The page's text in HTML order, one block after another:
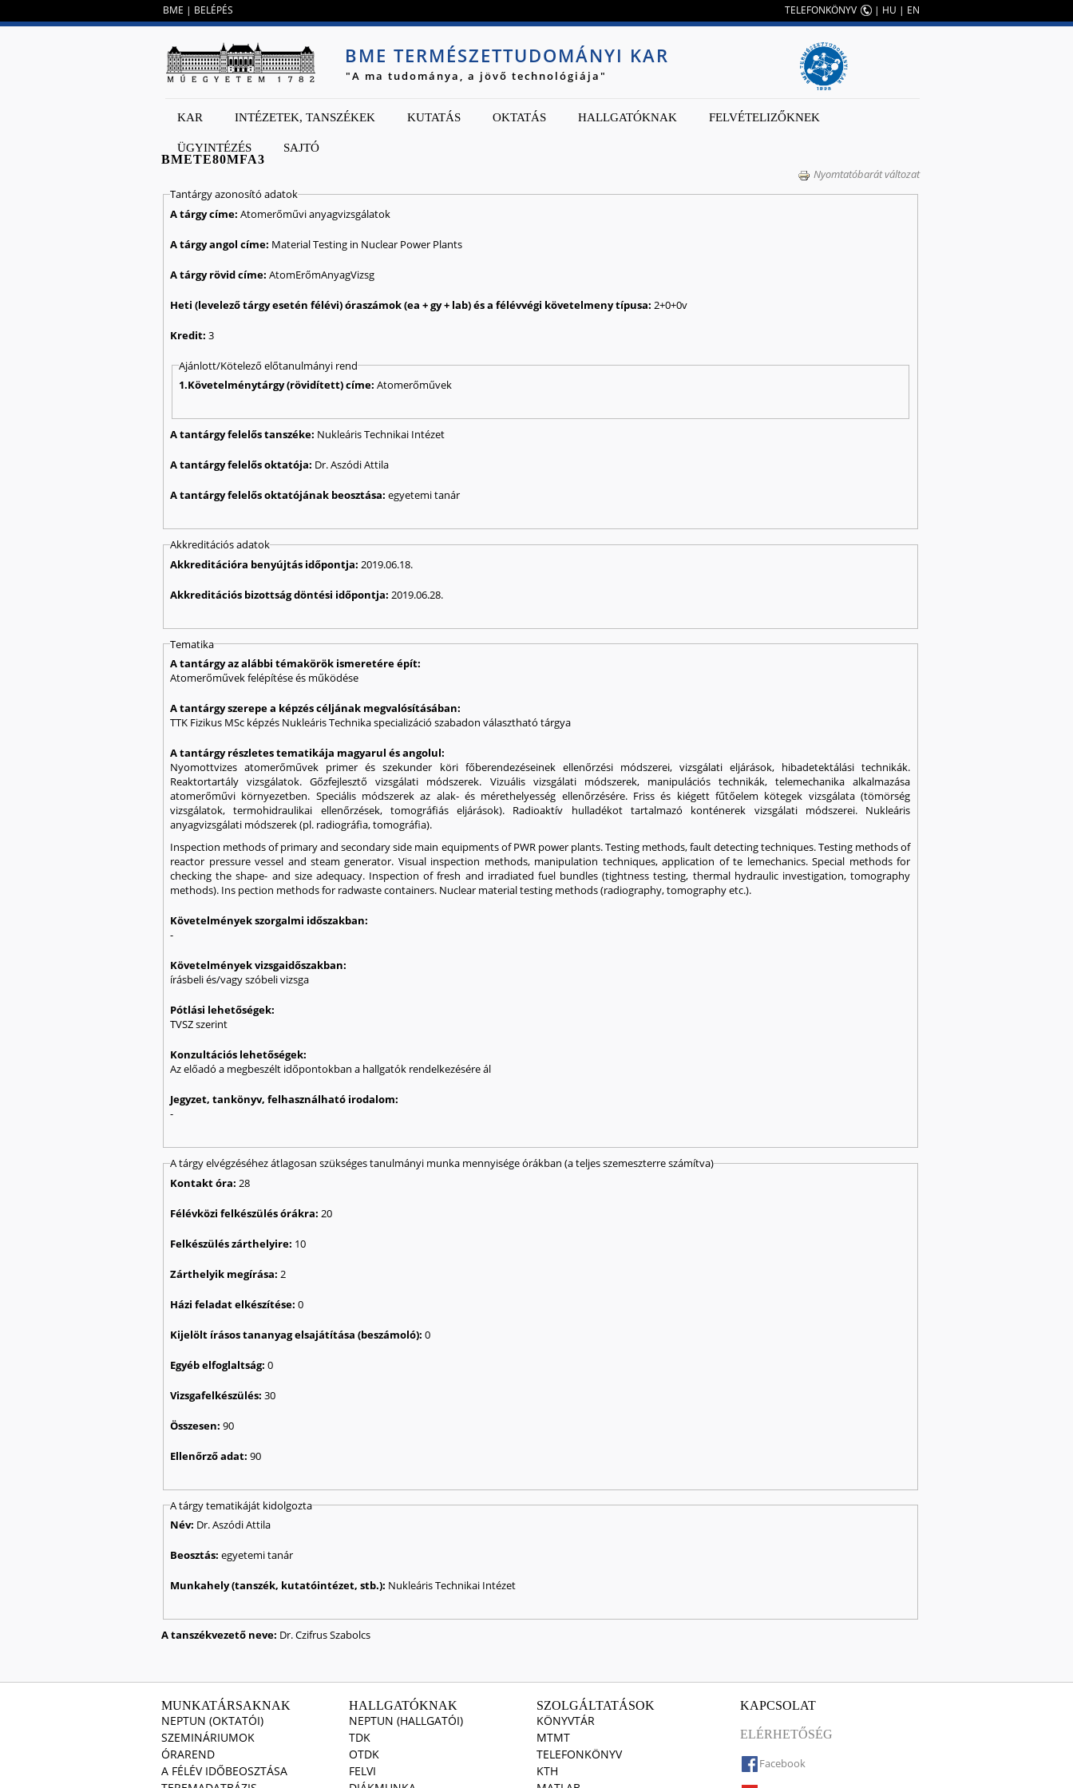
BME | BELÉPÉS TELEFONKÖNYV | HU | EN
BME TERMÉSZETTUDOMÁNYI KAR
"A ma tudománya, a jövő technológiája"
KAR INTÉZETEK, TANSZÉKEK KUTATÁS OKTATÁS HALLGATÓKNAK FELVÉTELIZŐKNEK
ÜGYINTÉZÉS SAJTÓ
BMETE80MFA3
Nyomtatóbarát változat
Tantárgy azonosító adatok
A tárgy címe:Atomerőművi anyagvizsgálatok
A tárgy angol címe: Material Testing in Nuclear Power Plants
A tárgy rövid címe:AtomErőmAnyagVizsg
2 0 0v
Kredit:3
Ajánlott/Kötelező előtanulmányi rend
1.Követelménytárgy (rövidített) címe:Atomerőművek
A tantárgy felelős tanszéke: Nukleáris Technikai Intézet
A tantárgy felelős oktatója: Dr. Aszódi Attila
A tantárgy felelős oktatójának beosztása:egyetemi tanár
Akkreditációs adatok
Akkreditációra benyújtás időpontja: 2019.06.18.
Akkreditációs bizottság döntési időpontja: 2019.06.28.
Tematika
A tantárgy az alábbi témakörök ismeretére épít:
Atomerőművek felépítése és működése
A tantárgy szerepe a képzés céljának megvalósításában:
TTK Fizikus MSc képzés Nukleáris Technika specializáció szabadon választható tárgya
A tantárgy részletes tematikája magyarul és angolul:
Nyomottvizes atomerőművek primer és szekunder köri főberendezéseinek ellenőrzési módszerei, vizsgálati eljárások, hibadetektálási technikák.
Reaktortartály vizsgálatok. Gőzfejlesztő vizsgálati módszerek. Vizuális vizsgálati módszerek, manipulációs technikák, telemechanika alkalmazása
atomerőművi környezetben. Speciális módszerek az alak- és mérethelyesség ellenőrzésére. Friss és kiégett fűtőelem kötegek vizsgálata (tömörség
vizsgálatok, termohidraulikai ellenőrzések, tomográfiás eljárások). Radioaktív hulladékot tartalmazó konténerek vizsgálati módszerei. Nukleáris
anyagvizsgálati módszerek (pl. radiográfia, tomográfia).
Inspection methods of primary and secondary side main equipments of PWR power plants. Testing methods, fault detecting techniques. Testing methods of
reactor pressure vessel and steam generator. Visual inspection methods, manipulation techniques, application of te lemechanics. Special methods for
checking the shape- and size adequacy. Inspection of fresh and irradiated fuel bundles (tightness testing, thermal hydraulic investigation, tomography
methods). Ins pection methods for radwaste containers. Nuclear material testing methods (radiography, tomography etc.).
Követelmények szorgalmi időszakban:
-
Követelmények vizsgaidőszakban:
írásbeli és/vagy szóbeli vizsga
Pótlási lehetőségek:
TVSZ szerint
Konzultációs lehetőségek:
Az előadó a megbeszélt időpontokban a hallgatók rendelkezésére ál
Jegyzet, tankönyv, felhasználható irodalom:
-
A tárgy elvégzéséhez átlagosan szükséges tanulmányi munka mennyisége órákban (a teljes szemeszterre számítva)
Kontakt óra: 28
Félévközi felkészülés órákra: 20
Felkészülés zárthelyire: 10
Zárthelyik megírása: 2
Házi feladat elkészítése:0
Kijelölt írásos tananyag elsajátítása (beszámoló):0
Egyéb elfoglaltság:0
Vizsgafelkészülés:30
Összesen:90
Ellenőrző adat:90
A tárgy tematikáját kidolgozta
Név: Dr. Aszódi Attila
Beosztás:egyetemi tanár
Munkahely (tanszék, kutatóintézet, stb.): Nukleáris Technikai Intézet
A tanszékvezető neve: Dr. Czifrus Szabolcs
MUNKATÁRSAKNAK
NEPTUN (OKTATÓI)
SZEMINÁRIUMOK
ÓRAREND
A FÉLÉV IDŐBEOSZTÁSA
HALLGATÓKNAK
NEPTUN (HALLGATÓI)
TDK
OTDK
FELVI
SZOLGÁLTATÁSOK
KÖNYVTÁR
MTMT
TELEFONKÖNYV
KTH
KAPCSOLAT
ELÉRHETŐSÉG
Facebook